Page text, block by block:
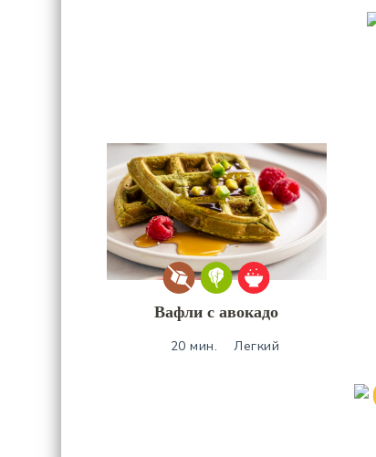
Вафли с авокадо
20 мин. Легкий